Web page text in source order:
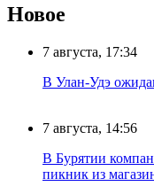
Новое
7 августа, 17:34
В Улан-Удэ
7 августа, 14:56
В Бурятии
пикник из